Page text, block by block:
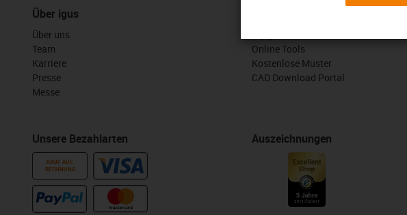
Über igus
Über uns
Team
Karriere
Presse
Messe
Unsere Bezahlarten
KAUF AUF
RECHNUNG
Online Tools
Kostenlose Muster
CAD Download Portal
Auszeichnungen